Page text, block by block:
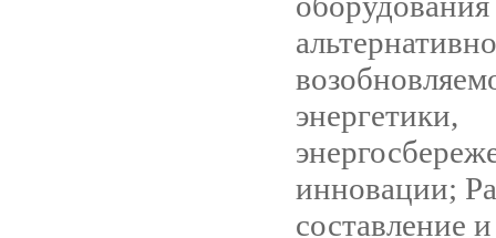
энергетики,
инновации;
составление и